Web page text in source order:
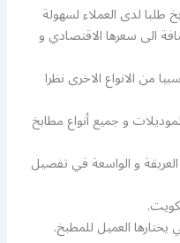
طلبا لدى العملاء لسهولة
الى سعرها الاقتصادي و
من الانواع الاخرى نظرا
و جميع أنواع مطابخ
و الواسعة في تفصيل
يختارها العميل للمطبخ.